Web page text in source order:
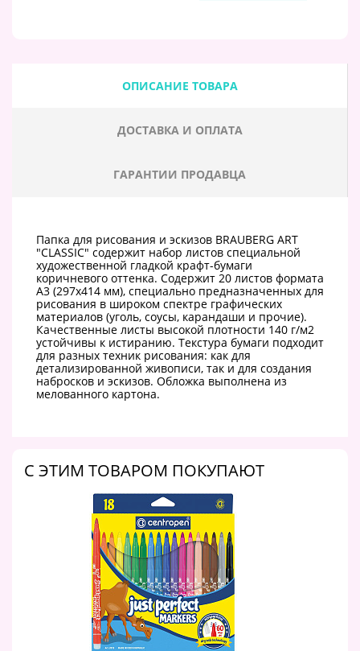
ОПИСАНИЕ ТОВАРА
ДОСТАВКА И ОПЛАТА
ГАРАНТИИ ПРОДАВЦА
Папка для рисования и эскизов BRAUBERG ART
"CLASSIC" содержит набор листов специальной
художественной гладкой крафт-бумаги
коричневого оттенка. Содержит 20 листов формата
А3 (297x414 мм), специально предназначенных для
рисования в широком спектре графических
материалов (уголь, соусы, карандаши и прочие).
Качественные листы высокой плотности 140 г/м2
устойчивы к истиранию. Текстура бумаги подходит
для разных техник рисования: как для
детализированной живописи, так и для создания
набросков и эскизов. Обложка выполнена из
мелованного картона.
C ЭТИМ ТОВАРОМ ПОКУПАЮТ